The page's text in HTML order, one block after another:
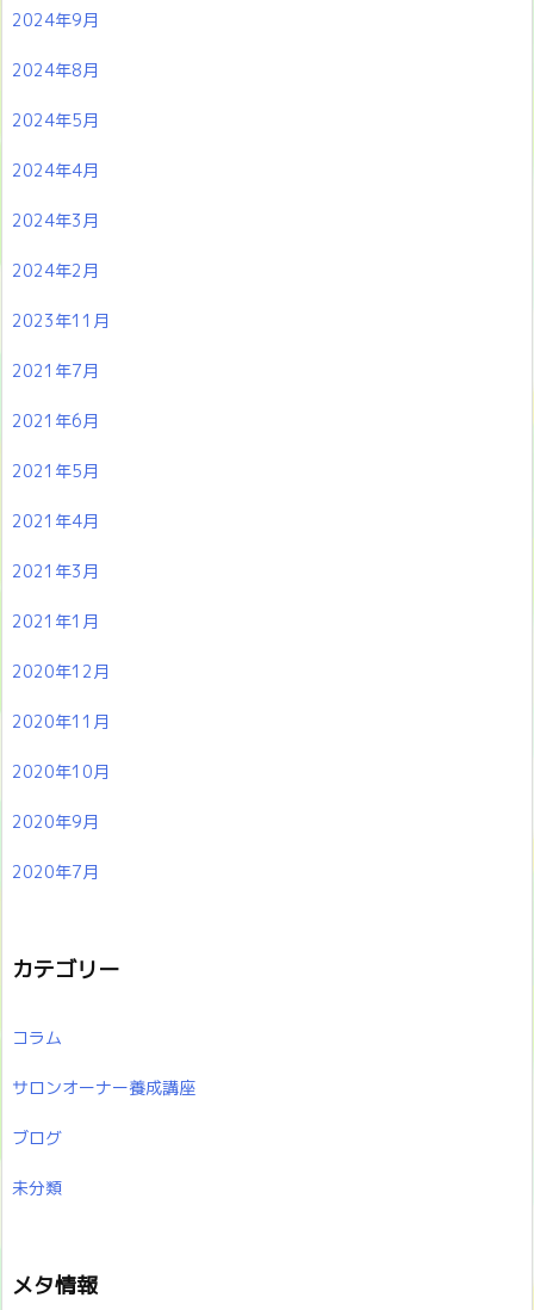
2024年9月
2024年8月
2024年5月
2024年4月
2024年3月
2024年2月
2023年11月
2021年7月
2021年6月
2021年5月
2021年4月
2021年3月
2021年1月
2020年12月
2020年11月
2020年10月
2020年9月
2020年7月
カテゴリー
コラム
サロンオーナー養成講座
ブログ
未分類
メタ情報